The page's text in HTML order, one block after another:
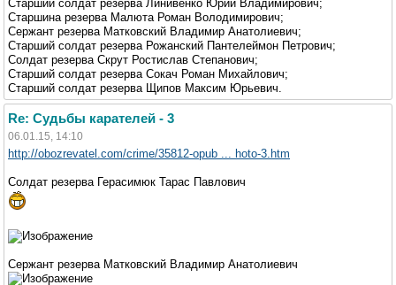
Старший солдат резерва Линивенко Юрий Владимирович;
Старшина резерва Малюта Роман Володимирович;
Сержант резерва Матковский Владимир Анатолиевич;
Старший солдат резерва Рожанский Пантелеймон Петрович;
Солдат резерва Скрут Ростислав Степанович;
Старший солдат резерва Сокач Роман Михайлович;
Старший солдат резерва Щипов Максим Юрьевич.
Re: Судьбы карателей - 3
06.01.15, 14:10
http://obozrevatel.com/crime/35812-opub ... hoto-3.htm
Солдат резерва Герасимюк Тарас Павлович
Сержант резерва Матковский Владимир Анатолиевич